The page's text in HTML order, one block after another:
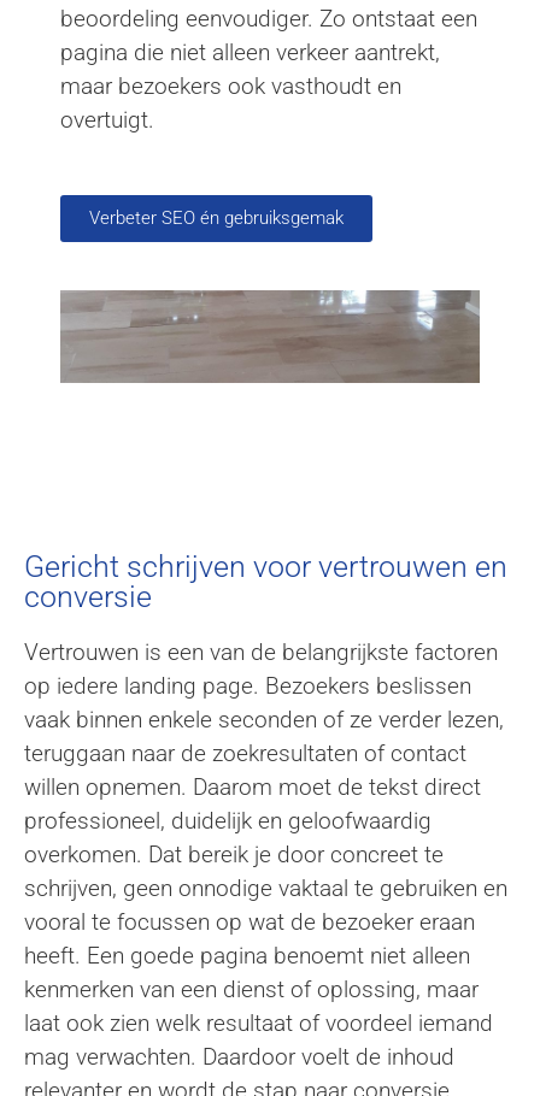
beoordeling eenvoudiger. Zo ontstaat een
pagina die niet alleen verkeer aantrekt,
maar bezoekers ook vasthoudt en
overtuigt.
Verbeter SEO én gebruiksgemak
Gericht schrijven voor vertrouwen en
conversie
Vertrouwen is een van de belangrijkste factoren
op iedere landing page. Bezoekers beslissen
vaak binnen enkele seconden of ze verder lezen,
teruggaan naar de zoekresultaten of contact
willen opnemen. Daarom moet de tekst direct
professioneel, duidelijk en geloofwaardig
overkomen. Dat bereik je door concreet te
schrijven, geen onnodige vaktaal te gebruiken en
vooral te focussen op wat de bezoeker eraan
heeft. Een goede pagina benoemt niet alleen
kenmerken van een dienst of oplossing, maar
laat ook zien welk resultaat of voordeel iemand
mag verwachten. Daardoor voelt de inhoud